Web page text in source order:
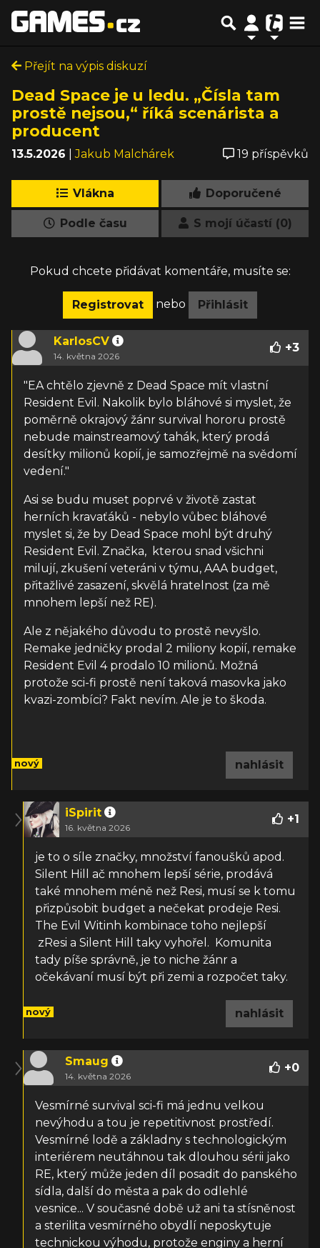
Přejít na výpis diskuzí
Dead Space je u ledu. „Čísla tam
prostě nejsou,“ říká scenárista a
producent
13.5.2026 |Jakub Malchárek 19 příspěvků
Vlákna Doporučené
Podle času S mojí účastí (0)
Pokud chcete přidávat komentáře, musíte se:
Registrovat nebo Přihlásit
KarlosCV
14. května 2026
+3
"EA chtělo zjevně z Dead Space mít vlastní
Resident Evil. Nakolik bylo bláhové si myslet, že
poměrně okrajový žánr survival hororu prostě
nebude mainstreamový tahák, který prodá
desítky milionů kopií, je samozřejmě na svědomí
vedení."
Asi se budu muset poprvé v životě zastat
herních kravaťáků - nebylo vůbec bláhové
myslet si, že by Dead Space mohl být druhý
Resident Evil. Značka, kterou snad všichni
milují, zkušení veteráni v týmu, AAA budget,
přitažlivé zasazení, skvělá hratelnost (za mě
mnohem lepší než RE).
Ale z nějakého důvodu to prostě nevyšlo.
Remake jedničky prodal 2 miliony kopií, remake
Resident Evil 4 prodalo 10 milionů. Možná
protože sci-fi prostě není taková masovka jako
kvazi-zombíci? Fakt nevím. Ale je to škoda.
nový nahlásit
iSpirit
16. května 2026
+1
je to o síle značky, množství fanoušků apod.
Silent Hill ač mnohem lepší série, prodává
také mnohem méně než Resi, musí se k tomu
přizpůsobit budget a nečekat prodeje Resi.
The Evil Witinh kombinace toho nejlepší
zResi a Silent Hill taky vyhořel. Komunita
tady píše správně, je to niche žánr a
očekávaní musí být při zemi a rozpočet taky.
nový nahlásit
Smaug
14. května 2026
+0
Vesmírné survival sci-fi má jednu velkou
nevýhodu a tou je repetitivnost prostředí.
Vesmírné lodě a základny s technologickým
interiérem neutáhnou tak dlouhou sérii jako
RE, který může jeden díl posadit do panského
sídla, další do města a pak do odlehlé
vesnice... V současné době už ani ta stísněnost
a sterilita vesmírného obydlí neposkytuje
technickou výhodu, protože enginy a herní